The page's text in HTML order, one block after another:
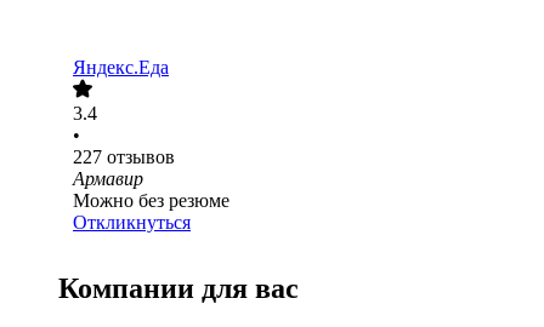
Яндекс.Еда
3.4
•
227 отзывов
Армавир
Можно без резюме
Откликнуться
Компании для вас